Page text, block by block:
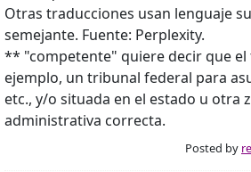
Otras traducciones usan lenguaje
semejante. Fuente: Perplexity.
** "competente" quiere decir que
ejemplo, un tribunal federal para
etc., y/o situada en el estado u otra
administrativa correcta.
Posted by